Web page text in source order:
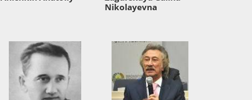
Nikolayevna